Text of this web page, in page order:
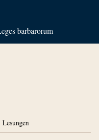
barbarorum